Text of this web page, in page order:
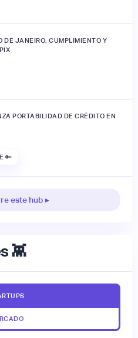
DE JANEIRO: CUMPLIMIENTO Y
PORTABILIDAD DE CRÉDITO EN
🔑
este hub ▸
👾